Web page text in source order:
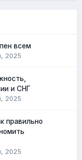
всем
2025
и СНГ
2025
правильно
2025